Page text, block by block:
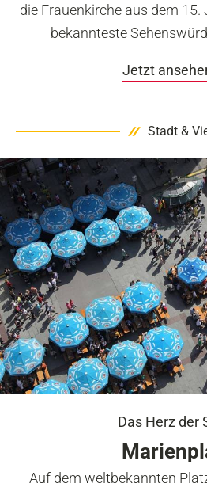
die Frauenkirche aus dem 15.
bekannteste
Jetzt
Stadt &
Das Herz der
Auf dem weltbekannten